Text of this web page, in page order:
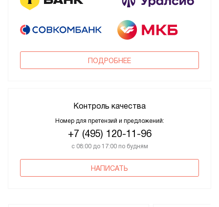
ПОДРОБНЕЕ
Контроль качества
Номер для претензий и предложений:
+7 (495) 120-11-96
с 08:00 до 17:00 по будням
НАПИСАТЬ